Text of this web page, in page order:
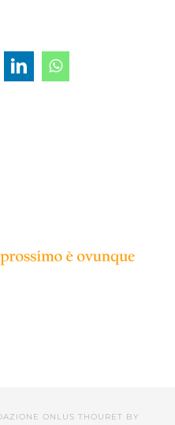
LinkedInWhatsApp
ONLUS THOURET BY